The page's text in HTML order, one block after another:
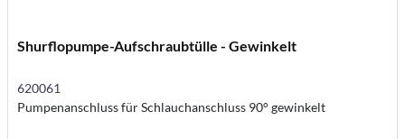
Shurflopumpe-Aufschraubtülle - Gewinkelt
620061
Pumpenanschluss für Schlauchanschluss 90° gewinkelt